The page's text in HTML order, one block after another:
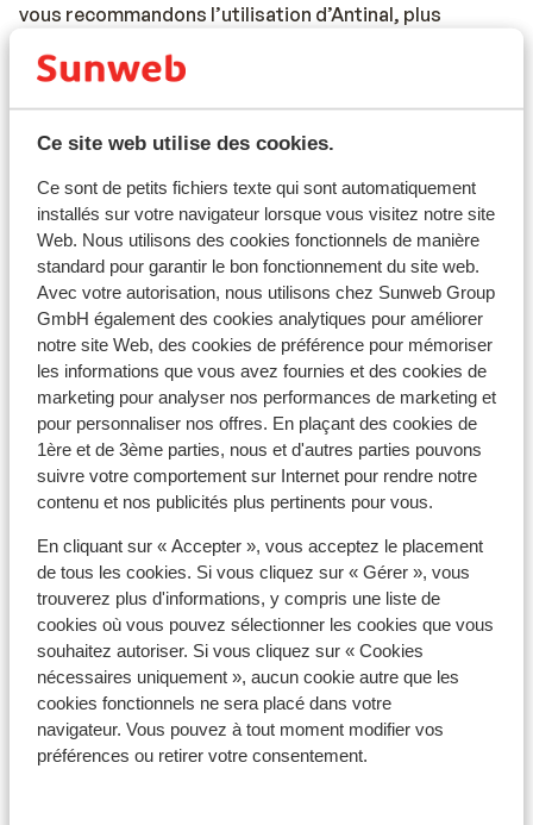
Ce site web utilise des cookies.
Ce sont de petits fichiers texte qui sont automatiquement
installés sur votre navigateur lorsque vous visitez notre site
Web. Nous utilisons des cookies fonctionnels de manière
standard pour garantir le bon fonctionnement du site web.
Avec votre autorisation, nous utilisons chez Sunweb Group
GmbH également des cookies analytiques pour améliorer
notre site Web, des cookies de préférence pour mémoriser
les informations que vous avez fournies et des cookies de
marketing pour analyser nos performances de marketing et
pour personnaliser nos offres. En plaçant des cookies de
1ère et de 3ème parties, nous et d'autres parties pouvons
suivre votre comportement sur Internet pour rendre notre
contenu et nos publicités plus pertinents pour vous.
En cliquant sur « Accepter », vous acceptez le placement
de tous les cookies. Si vous cliquez sur « Gérer », vous
trouverez plus d'informations, y compris une liste de
cookies où vous pouvez sélectionner les cookies que vous
souhaitez autoriser. Si vous cliquez sur « Cookies
nécessaires uniquement », aucun cookie autre que les
cookies fonctionnels ne sera placé dans votre
navigateur. Vous pouvez à tout moment modifier vos
préférences ou retirer votre consentement.
vous recommandons l’utilisation d’Antinal, plus
Vaccination
d'autres données sur la santé et les voyages, veuillez
visiter le site LCR : https://www.lcr.nl/
Téléphoner
Vous pouvez passer des appels téléphoniques en
Egypte avec votre téléphone portable. Nous vous
conseillons de limiter vos communications autant que
possible, en raison des coûts élevés qui peuvent vous
être facturés par votre opérateur téléphonique.
Veuillez vous renseigner à ce sujet auprès de votre
fournisseur avant vos vacances. Si vous souhaitez
utiliser Internet via votre téléphone, nous vous
recommandons de le faire via un réseau Wifi.
Désactivez toujours l'itinérance de vos données
lorsque vous êtes à l'étranger.
Numéro d'urgence
Le numéro d'urgence en Égypte pour la police est le 122.
Le numéro des pompiers est le 180 et si vous avez
besoin d'une ambulance, appelez le 123.
Bagage